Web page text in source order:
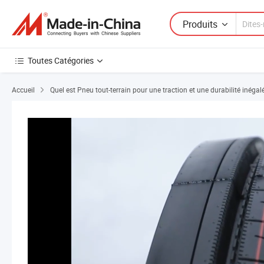
Produits
Toutes Catégories
Accueil Quel est Pneu tout-terrain pour une traction et une durabilité